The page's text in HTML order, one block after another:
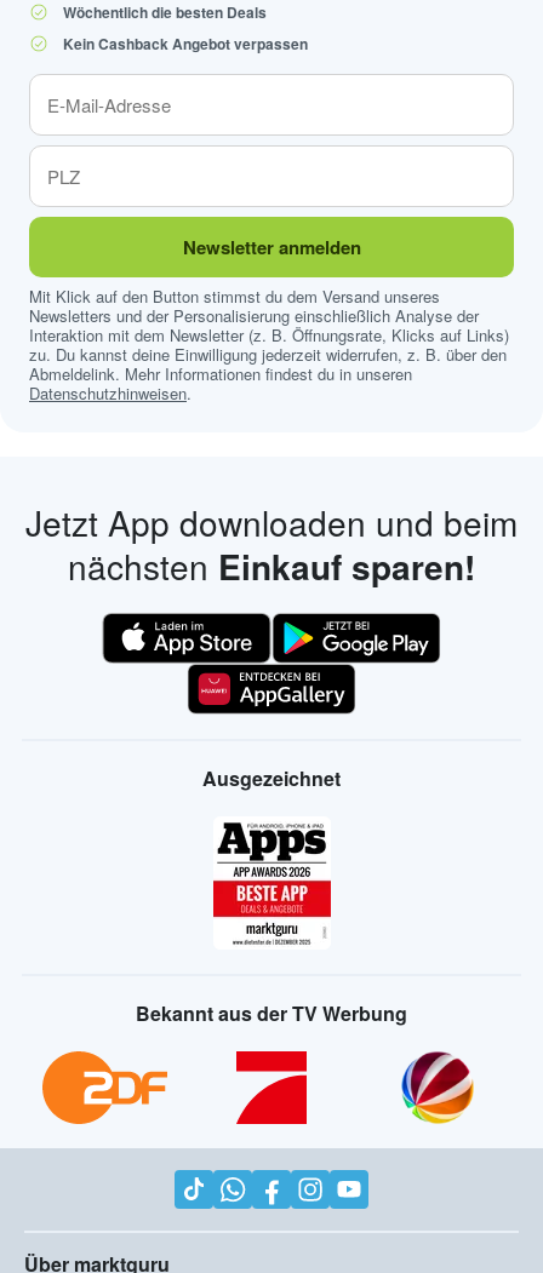
Wöchentlich die besten Deals
Kein Cashback Angebot verpassen
Newsletter anmelden
Mit Klick auf den Button stimmst du dem Versand unseres
Newsletters und der Personalisierung einschließlich Analyse der
Interaktion mit dem Newsletter (z. B. Öffnungsrate, Klicks auf Links)
zu. Du kannst deine Einwilligung jederzeit widerrufen, z. B. über den
Abmeldelink. Mehr Informationen findest du in unseren
Datenschutzhinweisen.
Jetzt App downloaden und beim
nächsten Einkauf sparen!
Ausgezeichnet
Bekannt aus der TV Werbung
Über marktguru